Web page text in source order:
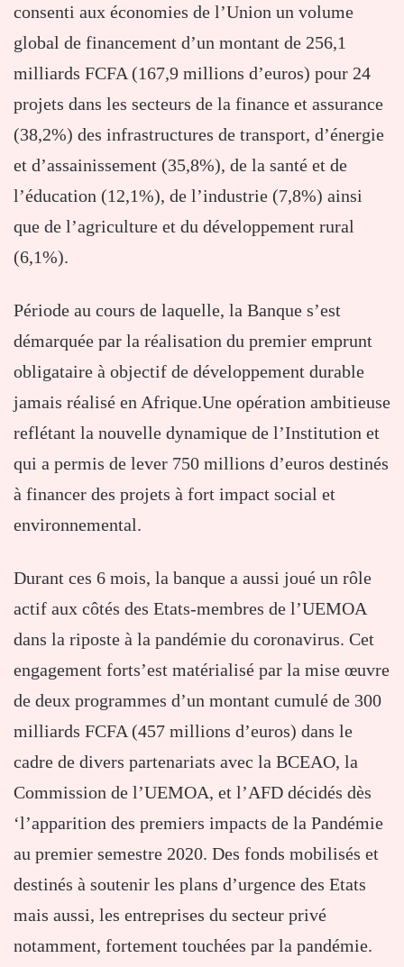
consenti aux économies de l’Union un volume
global de financement d’un montant de 256,1
milliards FCFA (167,9 millions d’euros) pour 24
projets dans les secteurs de la finance et assurance
(38,2%) des infrastructures de transport, d’énergie
et d’assainissement (35,8%), de la santé et de
l’éducation (12,1%), de l’industrie (7,8%) ainsi
que de l’agriculture et du développement rural
(6,1%).
Période au cours de laquelle, la Banque s’est
démarquée par la réalisation du premier emprunt
obligataire à objectif de développement durable
jamais réalisé en Afrique.Une opération ambitieuse
reflétant la nouvelle dynamique de l’Institution et
qui a permis de lever 750 millions d’euros destinés
à financer des projets à fort impact social et
environnemental.
Durant ces 6 mois, la banque a aussi joué un rôle
actif aux côtés des Etats-membres de l’UEMOA
dans la riposte à la pandémie du coronavirus. Cet
engagement forts’est matérialisé par la mise œuvre
de deux programmes d’un montant cumulé de 300
milliards FCFA (457 millions d’euros) dans le
cadre de divers partenariats avec la BCEAO, la
Commission de l’UEMOA, et l’AFD décidés dès
‘l’apparition des premiers impacts de la Pandémie
au premier semestre 2020. Des fonds mobilisés et
destinés à soutenir les plans d’urgence des Etats
mais aussi, les entreprises du secteur privé
notamment, fortement touchées par la pandémie.